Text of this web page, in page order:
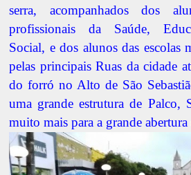
serra, acompanhados dos
profissionais da Saúde,
Social, e dos alunos das escolas
pelas principais Ruas da cidade
do forró no Alto de São
uma grande estrutura de Palco,
muito mais para a grande